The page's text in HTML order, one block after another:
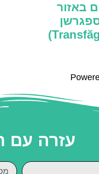
באזור
עזרה עם